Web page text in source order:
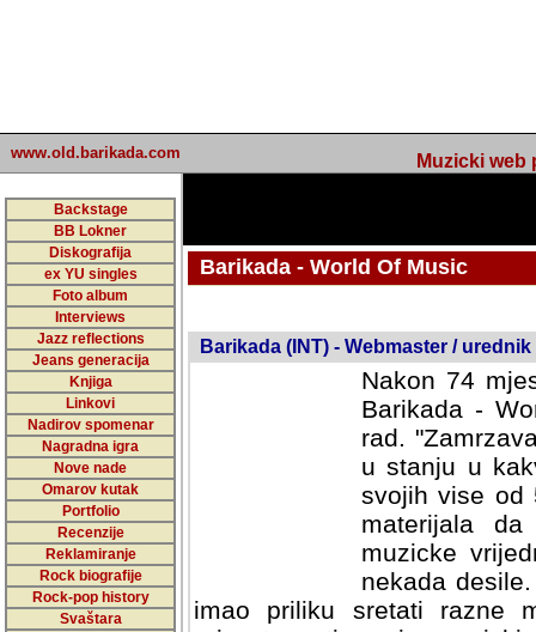
www.old.barikada.com Muzicki web
Backstage
BB Lokner
Diskografija
ex YU singles
Foto album
Interviews
Jazz reflections
Jeans generacija
Knjiga
Linkovi
Nadirov spomenar
Nagradna igra
Nove nade
Omarov kutak
Portfolio
Recenzije
Reklamiranje
Rock biografije
Rock-pop history
Svaštara
Barikada - World Of Music
Barikada (INT) - Webmaster / urednik
Nakon 74
Barikada -
rad.
u stanju u
svojih vise od
materijala
muzicke
nekada
imao priliku sretati razne